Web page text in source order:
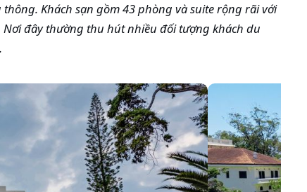
Khách sạn gồm 43 phòng và suite rộng rãi với
đây thường thu hút nhiều đối tượng khách du